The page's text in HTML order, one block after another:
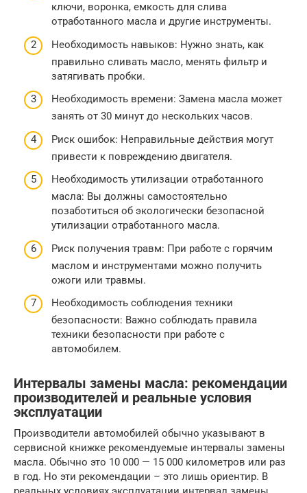
ключи, воронка, емкость для слива
отработанного масла и другие инструменты.
Необходимость навыков: Нужно знать, как
правильно сливать масло, менять фильтр и
затягивать пробки.
Необходимость времени: Замена масла может
занять от 30 минут до нескольких часов.
Риск ошибок: Неправильные действия могут
привести к повреждению двигателя.
Необходимость утилизации отработанного
масла: Вы должны самостоятельно
позаботиться об экологически безопасной
утилизации отработанного масла.
Риск получения травм: При работе с горячим
маслом и инструментами можно получить
ожоги или травмы.
Необходимость соблюдения техники
безопасности: Важно соблюдать правила
техники безопасности при работе с
автомобилем.
Интервалы замены масла: рекомендации
производителей и реальные условия
эксплуатации
Производители автомобилей обычно указывают в
сервисной книжке рекомендуемые интервалы замены
масла. Обычно это 10 000 — 15 000 километров или раз
в год. Но эти рекомендации – это лишь ориентир. В